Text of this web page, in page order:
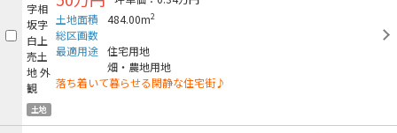
土地
土地面積
484.00m2
総区画数
最適用途 住宅用地
畑・農地用地
落ち着いて暮らせる閑静な住宅街♪